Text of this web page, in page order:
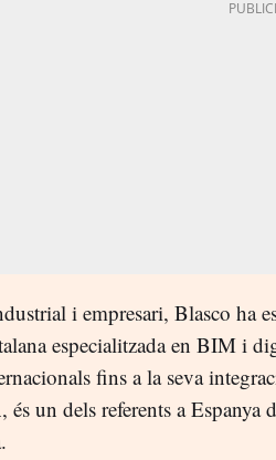
i empresari, Blasco ha
especialitzada en BIM i
fins a la seva
, és un dels referents a